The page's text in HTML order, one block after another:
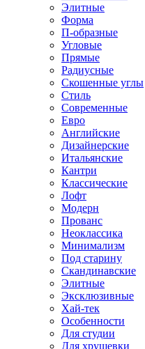
Элитные
Форма
П-образные
Угловые
Прямые
Радиусные
Скошенные углы
Стиль
Современные
Евро
Английские
Дизайнерские
Итальянские
Кантри
Классические
Лофт
Модерн
Прованс
Неоклассика
Минимализм
Под старину
Скандинавские
Элитные
Эксклюзивные
Хай-тек
Особенности
Для студии
Для хрущевки